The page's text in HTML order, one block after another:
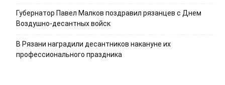
Губернатор Павел Малков поздравил рязанцев с Днем
Воздушно-десантных войск
В Рязани наградили десантников накануне их
профессионального праздника